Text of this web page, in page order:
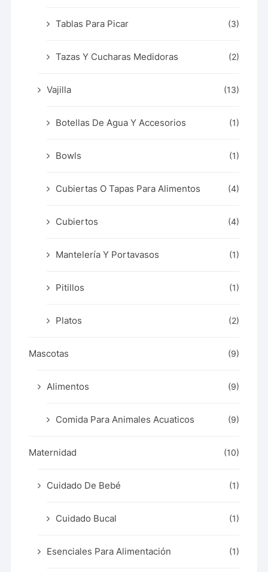
Tablas Para Picar (3)
Tazas Y Cucharas Medidoras (2)
Vajilla (13)
Botellas De Agua Y Accesorios (1)
Bowls (1)
Cubiertas O Tapas Para Alimentos (4)
Cubiertos (4)
Mantelería Y Portavasos (1)
Pitillos (1)
Platos (2)
Mascotas (9)
Alimentos (9)
Comida Para Animales Acuaticos (9)
Maternidad (10)
Cuidado De Bebé (1)
Cuidado Bucal (1)
Esenciales Para Alimentación (1)